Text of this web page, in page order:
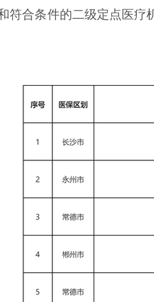
符合条件的二级定点医